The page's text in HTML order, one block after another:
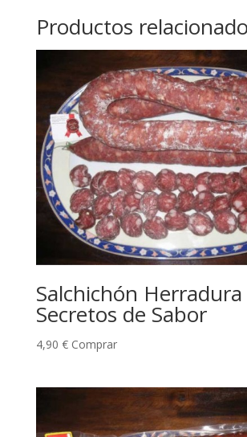
Productos
Salchichón Herradura
Secretos de Sabor
4,90 € Comprar